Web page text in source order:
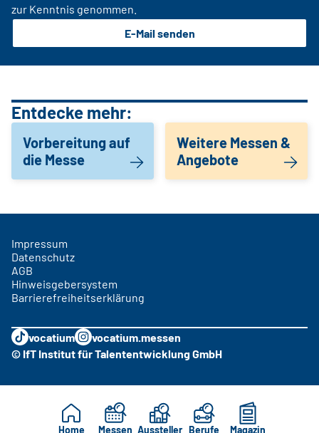
zur Kenntnis genommen.
E-Mail senden
Entdecke mehr:
Vorbereitung auf
die Messe
Weitere Messen &
Angebote
Home Messen Aussteller Berufe Magazin
Impressum
Datenschutz
AGB
Hinweisgebersystem
Barrierefreiheitserklärung
vocatium
vocatium.messen
© IfT Institut für Talententwicklung GmbH